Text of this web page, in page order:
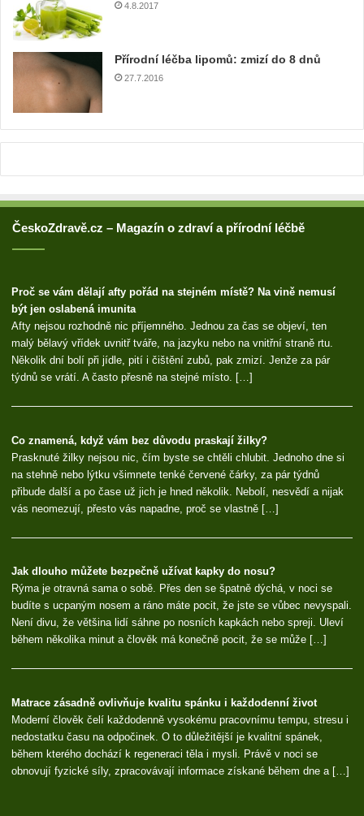
d
r
e
4.8.2017
Přírodní léčba lipomů: zmizí do 8 dnů
27.7.2016
ČeskoZdravě.cz – Magazín o zdraví a přírodní léčbě
Proč se vám dělají afty pořád na stejném místě? Na vině nemusí
být jen oslabená imunita
Afty nejsou rozhodně nic příjemného. Jednou za čas se objeví, ten
malý bělavý vřídek uvnitř tváře, na jazyku nebo na vnitřní straně rtu.
Několik dní bolí při jídle, pití i čištění zubů, pak zmizí. Jenže za pár
týdnů se vrátí. A často přesně na stejné místo. […]
Co znamená, když vám bez důvodu praskají žilky?
Prasknuté žilky nejsou nic, čím byste se chtěli chlubit. Jednoho dne si
na stehně nebo lýtku všimnete tenké červené čárky, za pár týdnů
přibude další a po čase už jich je hned několik. Nebolí, nesvědí a nijak
vás neomezují, přesto vás napadne, proč se vlastně […]
Jak dlouho můžete bezpečně užívat kapky do nosu?
Rýma je otravná sama o sobě. Přes den se špatně dýchá, v noci se
budíte s ucpaným nosem a ráno máte pocit, že jste se vůbec nevyspali.
Není divu, že většina lidí sáhne po nosních kapkách nebo spreji. Uleví
během několika minut a člověk má konečně pocit, že se může […]
Matrace zásadně ovlivňuje kvalitu spánku i každodenní život
Moderní člověk čelí každodenně vysokému pracovnímu tempu, stresu i
nedostatku času na odpočinek. O to důležitější je kvalitní spánek,
během kterého dochází k regeneraci těla i mysli. Právě v noci se
obnovují fyzické síly, zpracovávají informace získané během dne a […]